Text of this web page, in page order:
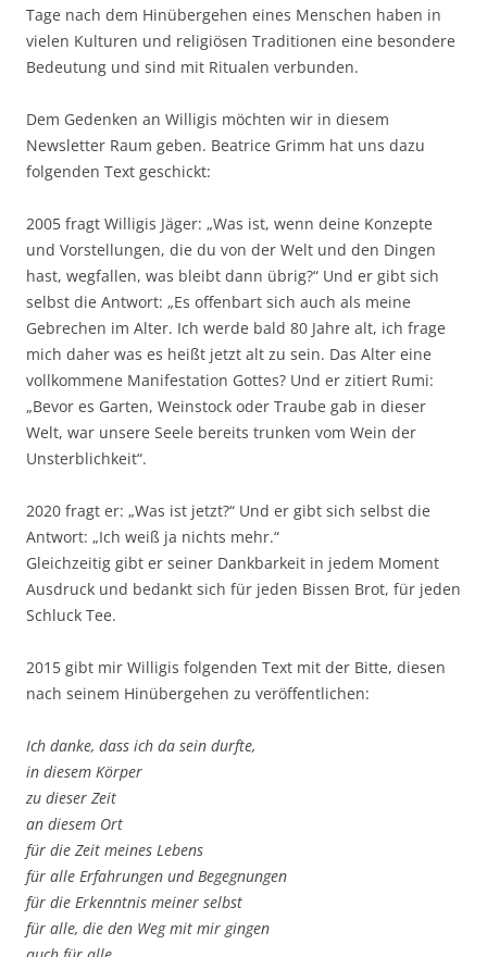
Tage nach dem Hinübergehen eines Menschen haben in
vielen Kulturen und religiösen Traditionen eine besondere
Bedeutung und sind mit Ritualen verbunden.
Dem Gedenken an Willigis möchten wir in diesem
Newsletter Raum geben. Beatrice Grimm hat uns dazu
folgenden Text geschickt:
2005 fragt Willigis Jäger: „Was ist, wenn deine Konzepte
und Vorstellungen, die du von der Welt und den Dingen
hast, wegfallen, was bleibt dann übrig?“ Und er gibt sich
selbst die Antwort: „Es offenbart sich auch als meine
Gebrechen im Alter. Ich werde bald 80 Jahre alt, ich frage
mich daher was es heißt jetzt alt zu sein. Das Alter eine
vollkommene Manifestation Gottes? Und er zitiert Rumi:
„Bevor es Garten, Weinstock oder Traube gab in dieser
Welt, war unsere Seele bereits trunken vom Wein der
Unsterblichkeit“.
2020 fragt er: „Was ist jetzt?“ Und er gibt sich selbst die
Antwort: „Ich weiß ja nichts mehr.“
Gleichzeitig gibt er seiner Dankbarkeit in jedem Moment
Ausdruck und bedankt sich für jeden Bissen Brot, für jeden
Schluck Tee.
2015 gibt mir Willigis folgenden Text mit der Bitte, diesen
nach seinem Hinübergehen zu veröffentlichen:
Ich danke, dass ich da sein durfte,
in diesem Körper
zu dieser Zeit
an diesem Ort
für die Zeit meines Lebens
für alle Erfahrungen und Begegnungen
für die Erkenntnis meiner selbst
für alle, die den Weg mit mir gingen